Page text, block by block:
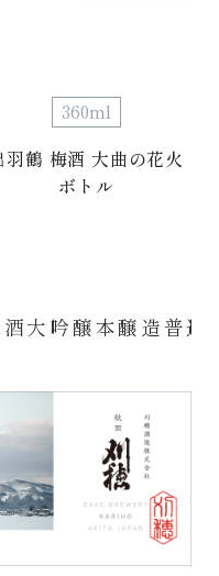
360ml
羽鶴 梅酒 大曲の花火
ボトル
大吟醸本醸造普通